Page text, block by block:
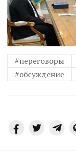
#переговоры
#обсуждение